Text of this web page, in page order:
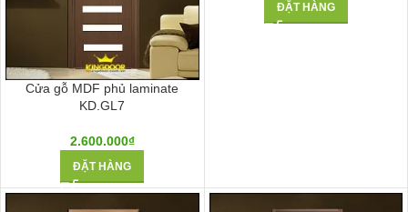
Cửa gỗ MDF phủ laminate
KD.GL7
2.600.000₫
ĐẶT HÀNG
ĐẶT HÀNG